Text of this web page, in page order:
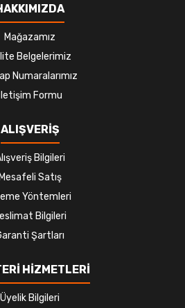
Mağazamız
Belgelerimiz
Numaralarımız
Formu
ALIŞVERİŞ
Bilgileri
Mesafeli Satış
Yöntemleri
Bilgileri
Şartları
HİZMETLERİ
Üyelik Bilgileri